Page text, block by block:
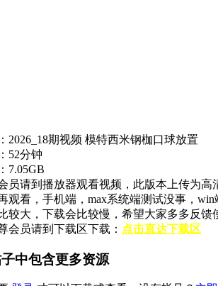
2026_18期视频 模特西米钢枷口球放置
52分钟
7.05GB
员请到播放器观看视频，此版本上传为
观看，手机端，max系统端测试没事，
较大，下载会比较慢，希望大家多多反
会员请到下载区下载： 点击直达下载区
中包含更多资源